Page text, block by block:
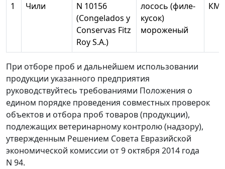
1 Чили
N 10156
(Congelados у
Conservas Fitz
Roy S.A.)
лосось (филе-
кусок)
мороженый
При отборе проб и дальнейшем использовании
продукции указанного предприятия
руководствуйтесь требованиями Положения о
едином порядке проведения совместных проверок
объектов и отбора проб товаров (продукции),
подлежащих ветеринарному контролю (надзору),
утвержденным Решением Совета Евразийской
экономической комиссии от 9 октября 2014 года
N 94.